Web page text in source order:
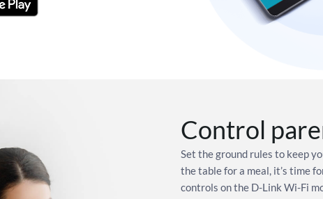
Control
Set the ground rules to keep
the table for a meal, it’s time
controls on the D-Link Wi-Fi